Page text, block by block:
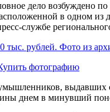
дело возбуждено
в одном
службе
фотографию
выдавших
днем в минувший